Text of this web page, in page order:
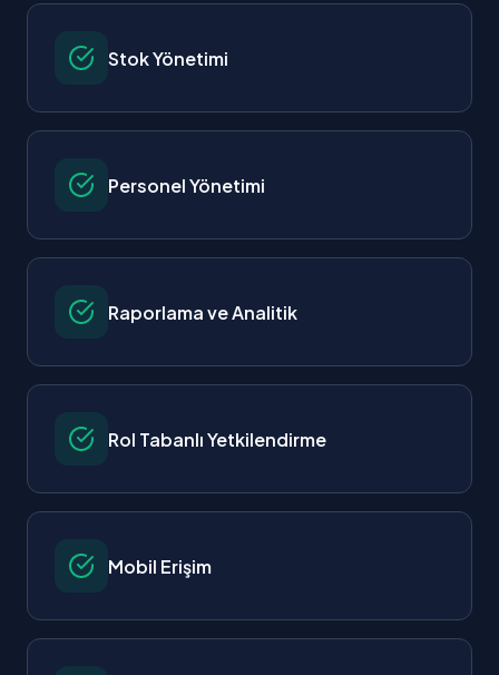
Stok Yönetimi
Personel Yönetimi
Raporlama ve Analitik
Rol Tabanlı Yetkilendirme
Mobil Erişim